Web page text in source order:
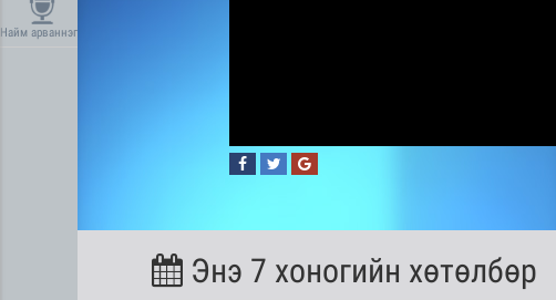
Найм арваннэг
Энэ 7 хоногийн хөтөлбөр